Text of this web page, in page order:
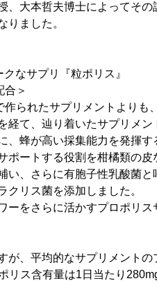
、大本哲夫博士によってそ
りました。
なサプリ『粒ポリス』
合＞
作られたサプリメントよりも
て、辿り着いたサプリメン
、蜂が高い採集能力を発揮
ポートする役割を柑橘類の
い、さらに有胞子性乳酸菌
リス菌を添加しました。
をさらに活かすプロポリス
が、平均的なサプリメントの
リス含有量は1日当たり